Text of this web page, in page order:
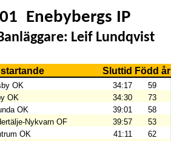
Enebybergs IP
Leif Lundqvist
startande Sluttid Född år
OK 34:17
59
OK 34:30
73
OK 39:01
58
Nykvarn OF 39:57
53
OK 41:11
62